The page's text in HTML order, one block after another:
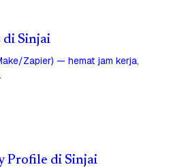
di Sinjai
Zapier) — hemat jam kerja,
Profile di Sinjai